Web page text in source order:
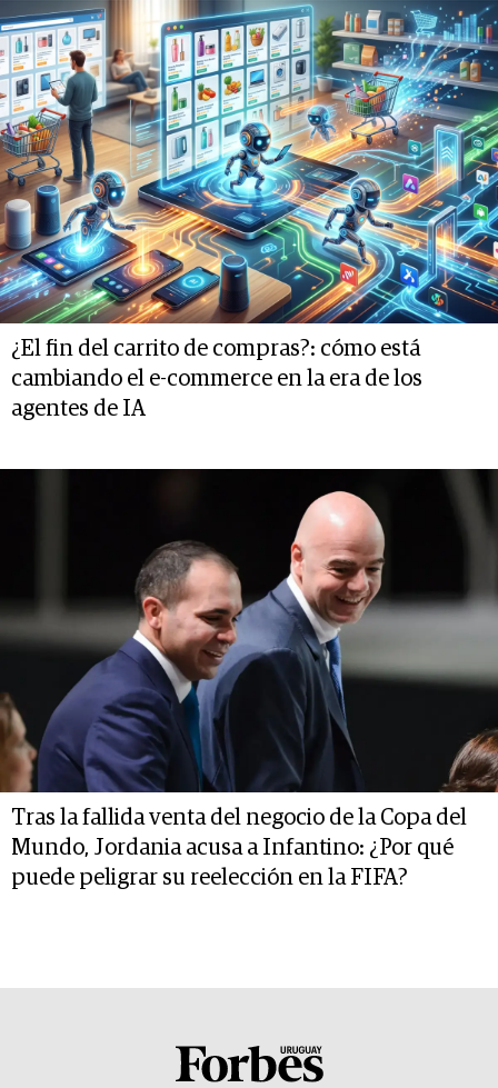
¿El fin del carrito de compras?: cómo está
cambiando el e-commerce en la era de los
agentes de IA
Tras la fallida venta del negocio de la Copa del
Mundo, Jordania acusa a Infantino: ¿Por qué
puede peligrar su reelección en la FIFA?